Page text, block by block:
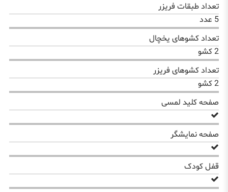
تعداد طبقات فریزر
5 عدد
تعداد کشوهای یخچال
2 کشو
تعداد کشوهای فریزر
2 کشو
صفحه کلید لمسی
صفحه نمایشگر
قفل کودک